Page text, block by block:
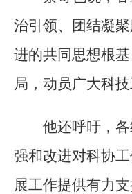
治引领、团结凝
进的共同思想根
局，动员广大科技
他还呼吁，
强和改进对科协
展工作提供有力支